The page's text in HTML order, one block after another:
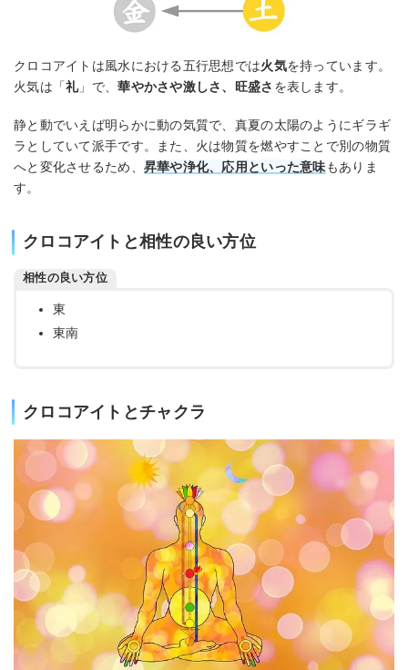
クロコアイトは風水における五行思想では火気を持っています。
火気は「礼」で、華やかさや激しさ、旺盛さ を表します。
静と動でいえば明らかに動の気質で、真夏の太陽のようにギラギ
ラとしていて派手です。また、火は物質を燃やすことで別の物質
へと変化させるため、 昇華や浄化、応用といった意味もありま
す。
クロコアイトと相性の良い方位
相性の良い方位
東
東南
クロコアイトとチャクラ